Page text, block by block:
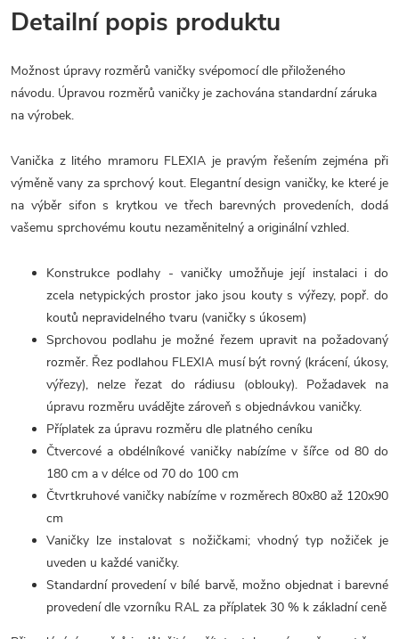
Detailní popis produktu
Možnost úpravy rozměrů vaničky svépomocí dle přiloženého
návodu. Úpravou rozměrů vaničky je zachována standardní záruka
na výrobek.
Vanička z litého mramoru FLEXIA je pravým řešením zejména při
výměně vany za sprchový kout. Elegantní design vaničky, ke které je
na výběr sifon s krytkou ve třech barevných provedeních, dodá
vašemu sprchovému koutu nezaměnitelný a originální vzhled.
Konstrukce podlahy - vaničky umožňuje její instalaci i do
zcela netypických prostor jako jsou kouty s výřezy, popř. do
koutů nepravidelného tvaru (vaničky s úkosem)
Sprchovou podlahu je možné řezem upravit na požadovaný
rozměr. Řez podlahou FLEXIA musí být rovný (krácení, úkosy,
výřezy), nelze řezat do rádiusu (oblouky). Požadavek na
úpravu rozměru uvádějte zároveň s objednávkou vaničky.
Příplatek za úpravu rozměru dle platného ceníku
Čtvercové a obdélníkové vaničky nabízíme v šířce od 80 do
180 cm a v délce od 70 do 100 cm
Čtvrtkruhové vaničky nabízíme v rozměrech 80x80 až 120x90
cm
Vaničky lze instalovat s nožičkami; vhodný typ nožiček je
uveden u každé vaničky.
Standardní provedení v bílé barvě, možno objednat i barevné
provedení dle vzorníku RAL za příplatek 30 % k základní ceně